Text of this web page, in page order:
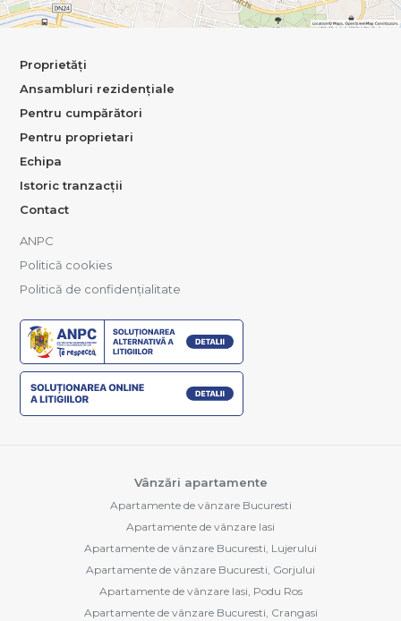
Proprietăți
Ansambluri rezidențiale
Pentru cumpărători
Pentru proprietari
Echipa
Istoric tranzacții
Contact
ANPC
Politică cookies
Politică de confidențialitate
Vânzări apartamente
Apartamente de vânzare Bucuresti
Apartamente de vânzare Iasi
Apartamente de vânzare Bucuresti, Lujerului
Apartamente de vânzare Bucuresti, Gorjului
Apartamente de vânzare Iasi, Podu Ros
Apartamente de vânzare Bucuresti, Crangasi